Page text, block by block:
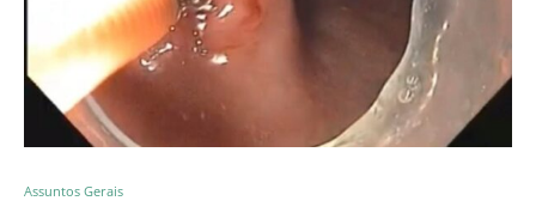
Assuntos Gerais